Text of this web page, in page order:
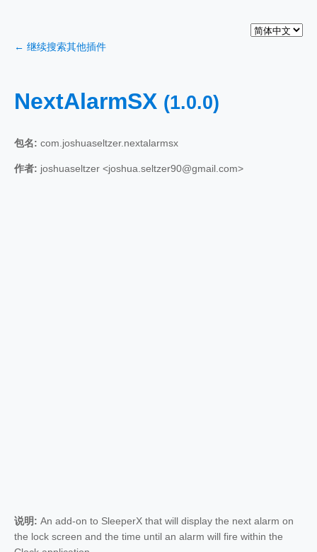
← 继续搜索其他插件
NextAlarmSX (1.0.0)
包名: com.joshuaseltzer.nextalarmsx
作者: joshuaseltzer <joshua.seltzer90@gmail.com>
说明: An add-on to SleeperX that will display the next alarm on
the lock screen and the time until an alarm will fire within the